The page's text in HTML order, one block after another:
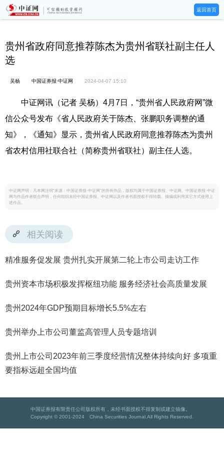
返回首页
贵州省政府同意推荐陈杰为贵州省联社副主任人
选
吴杨 中国证券报·中证网 2024-04-07 15:10
中证网讯（记者 吴杨）4月7日，“贵州省人民政府网”微
信公众号发布《省人民政府关于陈杰、张鹏职务调整的通
知》，《通知》显示，贵州省人民政府同意推荐陈杰为贵州
省农村信用社联合社（简称贵州省联社）副主任人选。
中证网声明：凡本网注明“来源：中国证券报·中证网”的所有作品，版权均属于中国证券报、中证网。中国证券报·中证
网与作品作者联合声明，任何组织未经中国证券报、中证网以及作者书面授权不得转载、摘编或利用其它方式使用上
述作品。
相关阅读
精准服务促发展 贵州扎实开展第二轮上市公司走访工作
贵州资本市场积极发挥枢纽功能 服务经济社会高质量发展
贵州2024年GDP预期目标增长5.5%左右
贵州举办上市公司董监高管理人员专题培训
贵州上市公司2023年前三季度经营情况整体持续向好 多项重
要指标远超全国均值
中国证券报有限责任公司版权所有，未经书面授权不得复制或建立镜像。
Copyright © 2001-2024 China Securities Journal.All Rights Reserved.